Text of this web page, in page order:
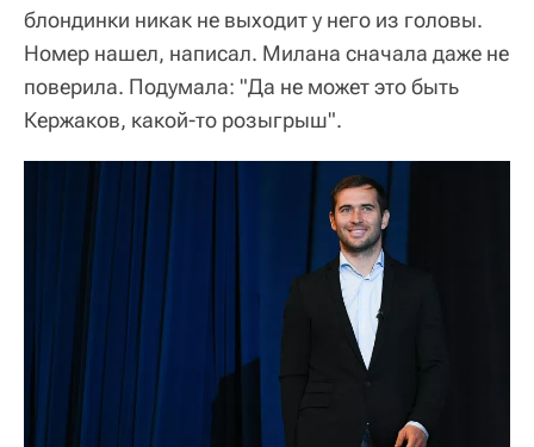
блондинки никак не выходит у него из головы.
Номер нашел, написал. Милана сначала даже не
поверила. Подумала: "Да не может это быть
Кержаков, какой-то розыгрыш".